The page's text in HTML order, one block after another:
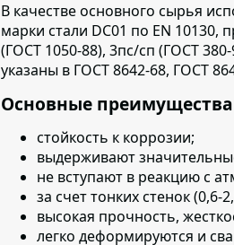
В качестве основного сырья
марки стали DC01 по EN 10130,
(ГОСТ 1050-88), 3пс/сп (ГОСТ
указаны в ГОСТ 8642-68, ГОСТ
Основные
стойкость к коррозии;
выдерживают
не вступают в реакцию с
за счет тонких стенок
высокая прочность,
легко деформируются и